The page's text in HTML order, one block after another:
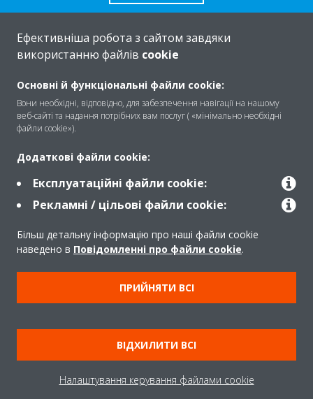
Рішення
Контакти
Продукти
Copyright © Daikin
Передбачене правом повідомлення
Примітка про файли cookie
Політика конфіденційності даних
Корпоративна етика
Data Act
Ефективніша робота з сайтом завдяки
використанню файлів cookie
Основні й функціональні файли cookie:
Вони необхідні, відповідно, для забезпечення навігації на нашому
веб-сайті та надання потрібних вам послуг ( «мінімально необхідні
файли cookie»).
Додаткові файли cookie:
Експлуатаційні файли cookie:
Рекламні / цільові файли cookie:
Більш детальну інформацію про наші файли cookie
наведено в Повідомленні про файли cookie.
ПРИЙНЯТИ ВСІ
ВІДХИЛИТИ ВСІ
Налаштування керування файлами cookie